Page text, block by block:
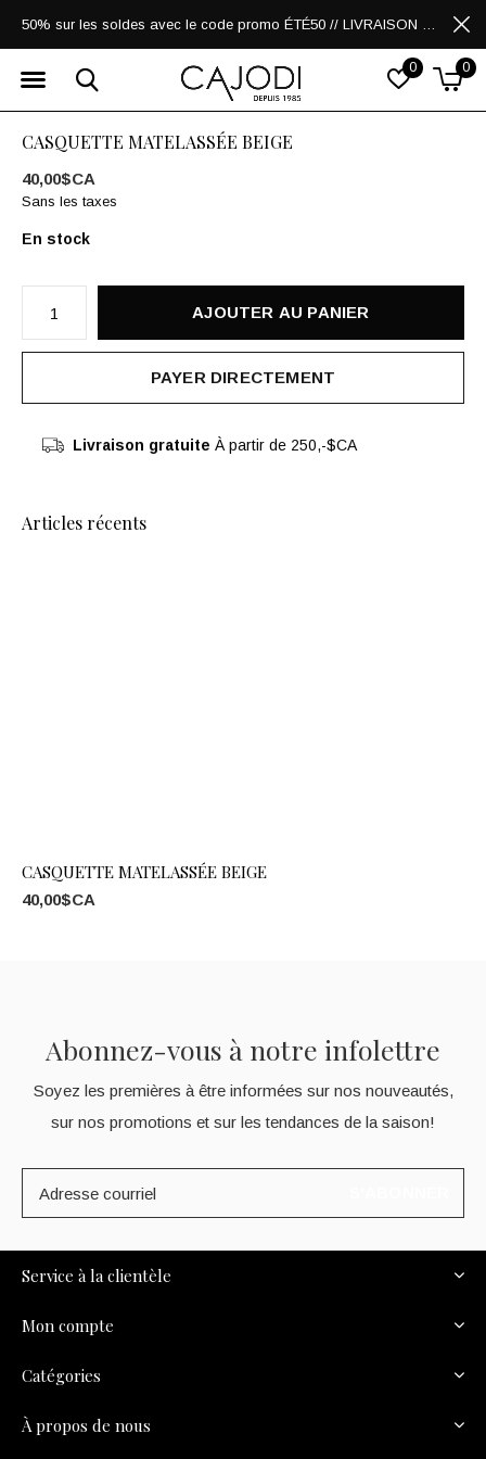
0 0
50% sur les soldes avec le code promo ÉTÉ50 // LIVRAISON GRATUITE POUR LES ACHATS DE 250$ ET PLUS
CASQUETTE MATELASSÉE BEIGE
40,00$CA
Sans les taxes
En stock
AJOUTER AU PANIER
PAYER DIRECTEMENT
Livraison gratuite À partir de 250,-$CA
Articles récents
CASQUETTE MATELASSÉE BEIGE
40,00$CA
Abonnez-vous à notre infolettre
Soyez les premières à être informées sur nos nouveautés,
sur nos promotions et sur les tendances de la saison!
Service à la clientèle
Mon compte
Catégories
À propos de nous